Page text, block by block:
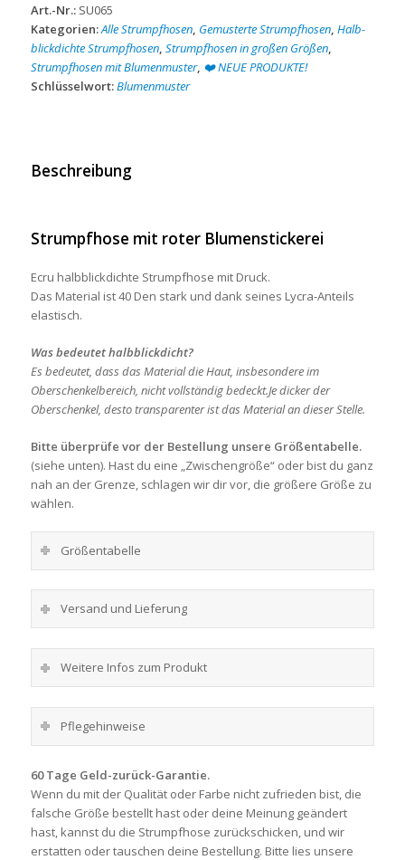
Menge
Art.-Nr.: SU065
Kategorien:Alle Strumpfhosen, Gemusterte Strumpfhosen, Halb-
blickdichte Strumpfhosen, Strumpfhosen in großen Größen,
Strumpfhosen mit Blumenmuster, ❤️ NEUE PRODUKTE!
Schlüsselwort:Blumenmuster
Beschreibung
Strumpfhose mit roter Blumenstickerei
Ecru halbblickdichte Strumpfhose mit Druck.
Das Material ist 40 Den stark und dank seines Lycra-Anteils
elastisch.
Was bedeutet halbblickdicht?
Es bedeutet, dass das Material die Haut, insbesondere im
Oberschenkelbereich, nicht vollständig bedeckt.Je dicker der
Oberschenkel, desto transparenter ist das Material an dieser Stelle.
Bitte überprüfe vor der Bestellung unsere Größentabelle.
(siehe unten). Hast du eine „Zwischengröße“ oder bist du ganz
nah an der Grenze, schlagen wir dir vor, die größere Größe zu
wählen.
Größentabelle
Versand und Lieferung
Weitere Infos zum Produkt
Pflegehinweise
60 Tage Geld-zurück-Garantie.
Wenn du mit der Qualität oder Farbe nicht zufrieden bist, die
falsche Größe bestellt hast oder deine Meinung geändert
hast, kannst du die Strumpfhose zurückschicken, und wir
erstatten oder tauschen deine Bestellung. Bitte lies unsere